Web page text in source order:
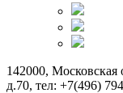
142000,
д.70, тел: +7(496)